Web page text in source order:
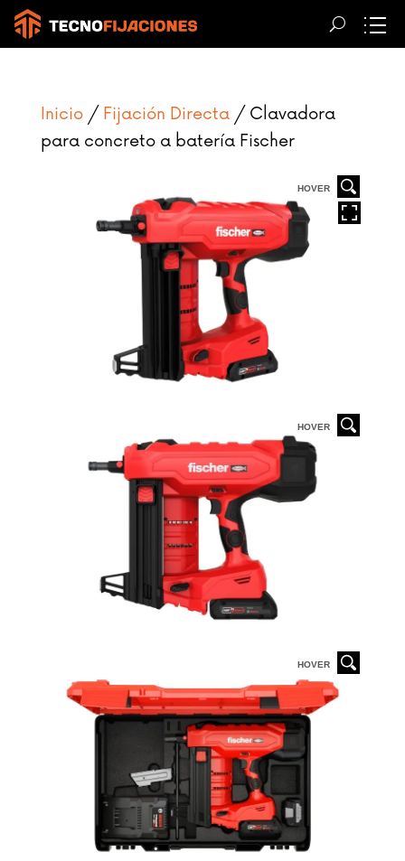
Inicio/ Fijación Directa/ Clavadora
para concreto a batería Fischer
HOVER
HOVER
HOVER